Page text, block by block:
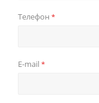
Телефон *
E-mail *